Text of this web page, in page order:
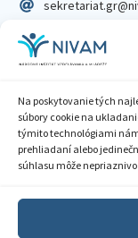
Na poskytovanie tých
súbory cookie na
týmito technológiami
prehliadaní alebo
súhlasu môže
IČO: 00164348
DIČ: 2020798714